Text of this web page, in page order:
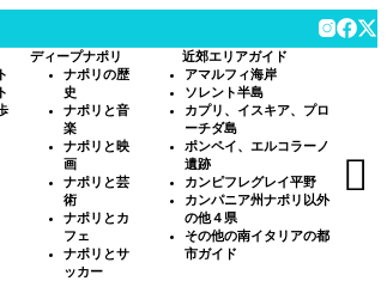
ディープナポリ
ナポリの歴
史
ナポリと音
楽
ナポリと映
画
ナポリと芸
術
ナポリとカ
フェ
ナポリとサ
ッカー
近郊エリアガイド
アマルフィ海岸
ソレント半島
カプリ、イスキア、プロ
ーチダ島
ポンペイ、エルコラーノ
遺跡
カンピフレグレイ平野
カンパニア州ナポリ以外
の他４県
その他の南イタリアの都
市ガイド
